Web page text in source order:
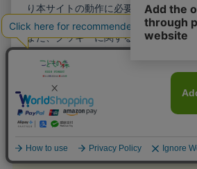
り本サイトの動作に必要最小限のクッ
ることはありません。
また、クッキーに関する設定を詳細に
らから行えます。詳細設定